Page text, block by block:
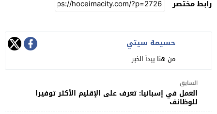
رابط مختصر
حسيمة سيتي
من هنا يبدأ الخبر
السابق
العمل في إسبانيا: تعرف على الإقليم الأكثر توفيرا
للوظائف